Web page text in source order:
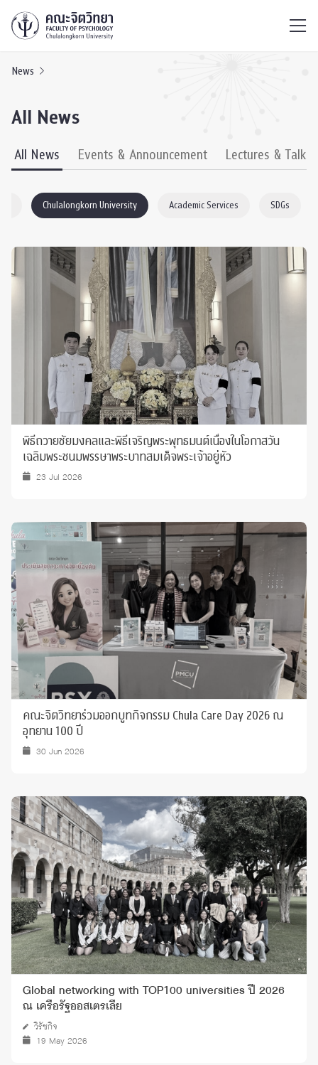
News
All News
All News Events & Announcement Lectures & Talks
Chulalongkorn University Academic Services SDGs
พิธีถวายชัยมงคลและพิธีเจริญพระพุทธมนต์เนื่องในโอกาสวัน
เฉลิมพระชนมพรรษาพระบาทสมเด็จพระเจ้าอยู่หัว
23 Jul 2026
คณะจิตวิทยาร่วมออกบูทกิจกรรม Chula Care Day 2026 ณ
อุทยาน 100 ปี
30 Jun 2026
Global networking with TOP100 universities ปี 2026
ณ เครือรัฐออสเตรเลีย
วิรัชกิจ
19 May 2026